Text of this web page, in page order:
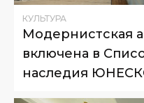
КУЛЬТУРА
Модернистская
включена в
наследия